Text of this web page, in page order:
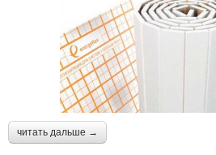
читать дальше →